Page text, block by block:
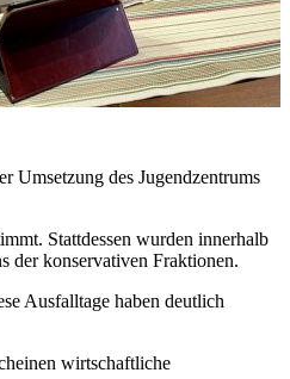
Umsetzung des Jugendzentrums
Stattdessen wurden innerhalb
der konservativen Fraktionen.
Ausfalltage haben deutlich
wirtschaftliche